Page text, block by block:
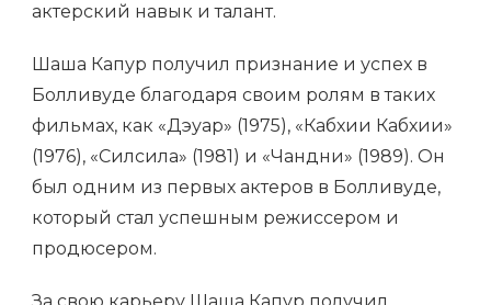
актерский навык и талант.
Шаша Капур получил признание и успех в
Болливуде благодаря своим ролям в таких
фильмах, как «Дэуар» (1975), «Кабхии Кабхии»
(1976), «Силсила» (1981) и «Чандни» (1989). Он
был одним из первых актеров в Болливуде,
который стал успешным режиссером и
продюсером.